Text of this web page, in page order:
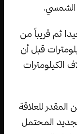
الشمسي.
ثم قريباً من
قبل أن
الكيلومترات
المقدر للعلاقة
المحتمل